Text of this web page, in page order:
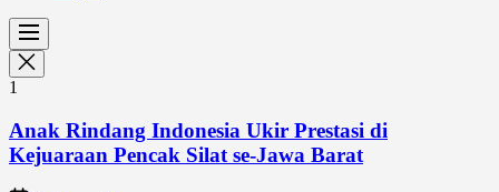
1
Anak Rindang Indonesia Ukir Prestasi di
Kejuaraan Pencak Silat se-Jawa Barat